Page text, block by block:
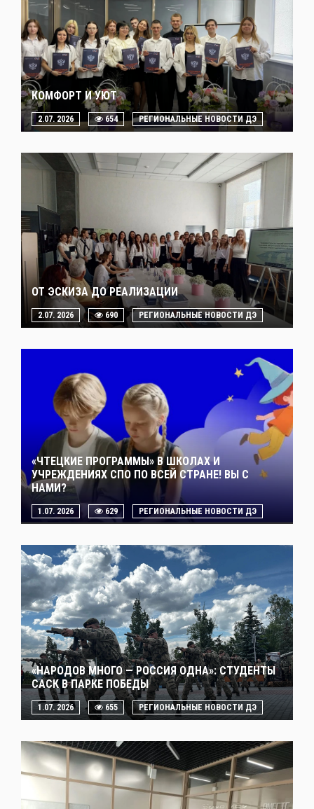
КОМФОРТ И УЮТ
2.07. 2026 654 РЕГИОНАЛЬНЫЕ НОВОСТИ ДЭ
ОТ ЭСКИЗА ДО РЕАЛИЗАЦИИ
2.07. 2026 690 РЕГИОНАЛЬНЫЕ НОВОСТИ ДЭ
«ЧТЕЦКИЕ ПРОГРАММЫ» В ШКОЛАХ И
УЧРЕЖДЕНИЯХ СПО ПО ВСЕЙ СТРАНЕ! ВЫ С
НАМИ?
1.07. 2026 629 РЕГИОНАЛЬНЫЕ НОВОСТИ ДЭ
«НАРОДОВ МНОГО — РОССИЯ ОДНА»: СТУДЕНТЫ
САСК В ПАРКЕ ПОБЕДЫ
1.07. 2026 655 РЕГИОНАЛЬНЫЕ НОВОСТИ ДЭ